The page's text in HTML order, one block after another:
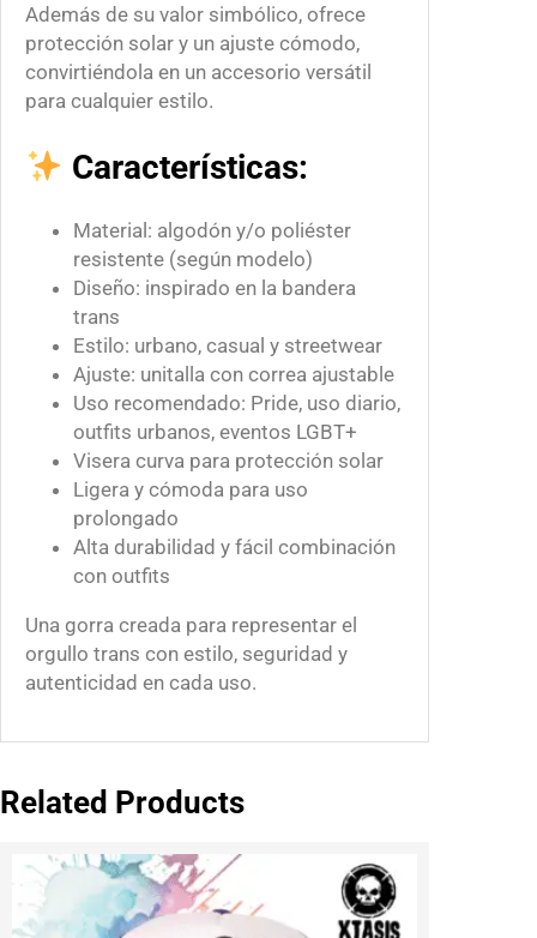
Además de su valor simbólico, ofrece
protección solar y un ajuste cómodo,
convirtiéndola en un accesorio versátil
para cualquier estilo.
Características:
Material: algodón y/o poliéster
resistente (según modelo)
Diseño: inspirado en la bandera
trans
Estilo: urbano, casual y streetwear
Ajuste: unitalla con correa ajustable
Uso recomendado: Pride, uso diario,
outfits urbanos, eventos LGBT+
Visera curva para protección solar
Ligera y cómoda para uso
prolongado
Alta durabilidad y fácil combinación
con outfits
Una gorra creada para representar el
orgullo trans con estilo, seguridad y
autenticidad en cada uso.
Related Products